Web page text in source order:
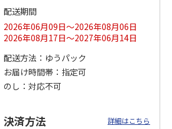
ポムポムプリン30th
おもちもちもちクッ
ション
4,950円
(送料別・税込)
リラックマ／クリア
ファイル３点セット
配送期間
2026年06月09日～2026年08月06日
2026年08月17日～2027年06月14日
配送方法
ゆうパック
お届け時間帯
指定可
のし
対応不可
決済方法 詳細はこちら